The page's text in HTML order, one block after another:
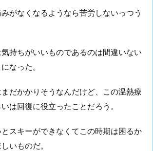
がなくなるようなら苦労しないっつう
持ちがいいものであるのは間違いない
なった。
だかかりそうなんだけど、この温熱療
は回復に役立ったことだろう。
スキーができなくてこの時期は困るか
いものだ。